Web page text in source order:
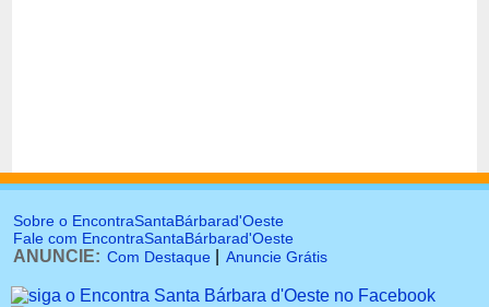
Sobre o EncontraSantaBárbarad'Oeste
Fale com EncontraSantaBárbarad'Oeste
ANUNCIE: Com Destaque Anuncie Grátis